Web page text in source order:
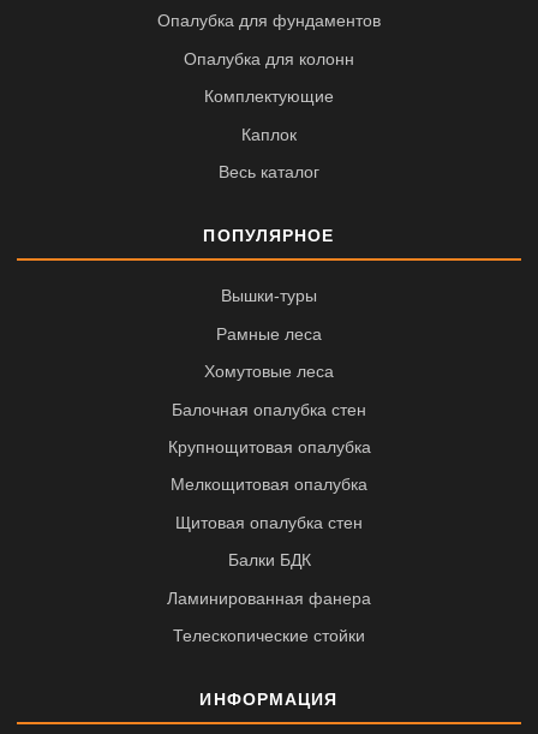
Опалубка для фундаментов
Опалубка для колонн
Комплектующие
Каплок
Весь каталог
ПОПУЛЯРНОЕ
Вышки-туры
Рамные леса
Хомутовые леса
Балочная опалубка стен
Крупнощитовая опалубка
Мелкощитовая опалубка
Щитовая опалубка стен
Балки БДК
Ламинированная фанера
Телескопические стойки
ИНФОРМАЦИЯ